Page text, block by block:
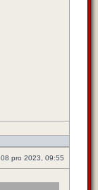
08 pro 2023, 09:55